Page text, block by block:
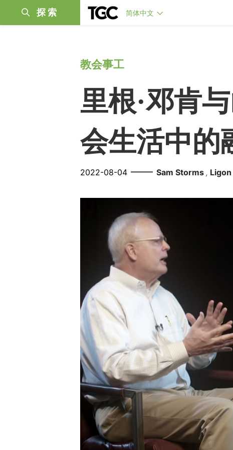
探索 简体中文
教会事工
里根·邓肯
会生活中的
2022-08-04 —— Sam Storms ,